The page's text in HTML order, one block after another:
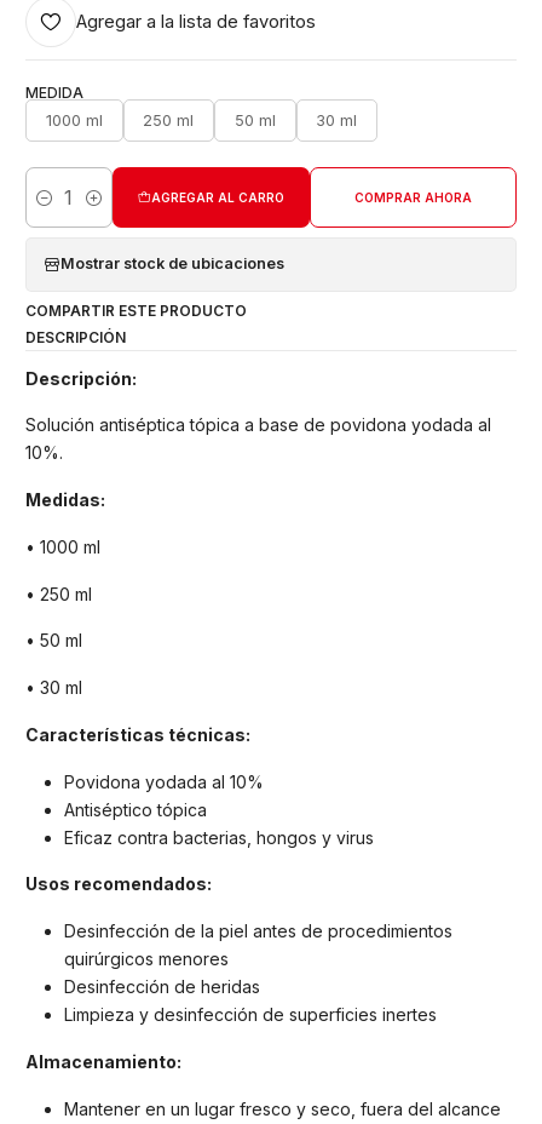
Agregar a la lista de favoritos
MEDIDA
1000 ml
250 ml 50 ml 30 ml
Cantidad
AGREGAR AL CARRO COMPRAR AHORA
Mostrar stock de ubicaciones
COMPARTIR ESTE PRODUCTO
DESCRIPCIÓN
Descripción:
Solución antiséptica tópica a base de povidona yodada al
10%.
Medidas:
• 1000 ml
• 250 ml
• 50 ml
• 30 ml
Características técnicas:
Povidona yodada al 10%
Antiséptico tópica
Eficaz contra bacterias, hongos y virus
Usos recomendados:
Desinfección de la piel antes de procedimientos
quirúrgicos menores
Desinfección de heridas
Limpieza y desinfección de superficies inertes
Almacenamiento:
Mantener en un lugar fresco y seco, fuera del alcance